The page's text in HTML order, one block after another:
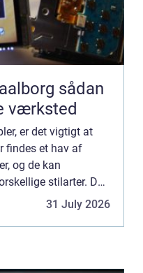
sådan
værksted
er det vigtigt at
findes et hav af
og de kan
stilarter. Det
hvilke møbler man
31 July 2026